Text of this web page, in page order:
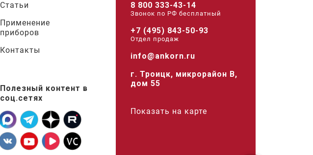
Статьи
Применение
приборов
Контакты
Полезный контент в
соц.сетях
8 800 333-43-14
Звонок по РФ беcплатный
+7 (495) 843-50-93
Отдел продаж
info@ankorn.ru
г. Троицк, микрорайон В,
дом 55
Показать на карте